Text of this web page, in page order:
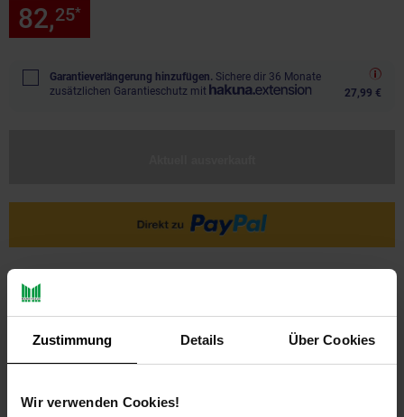
Zustimmung Details Über Cookies
Wir verwenden Cookies!
82,25*
Garantieverlängerung hinzufügen. Sichere dir 36 Monate
zusätzlichen Garantieschutz mit
27,99 €
Ja, ich möchte ein Altgerät abgeben.